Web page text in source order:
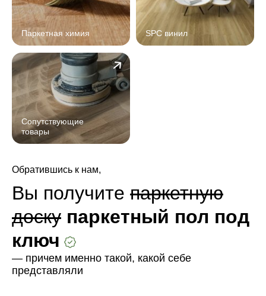
Паркетная химия SPC винил
Сопутствующие
товары
Обратившись к нам,
Вы получите паркетную
доску паркетный пол под
ключ
— причем именно такой, какой себе
представляли